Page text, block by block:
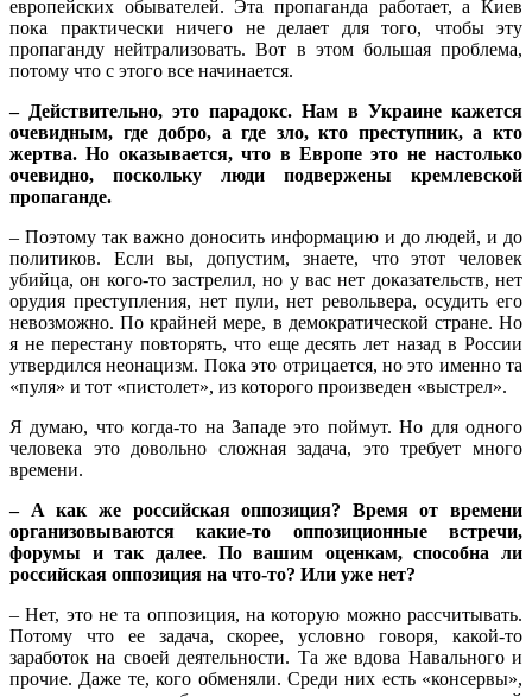
европейских обывателей. Эта пропаганда работает, а Киев
пока практически ничего не делает для того, чтобы эту
пропаганду нейтрализовать. Вот в этом большая проблема,
потому что с этого все начинается.
– Действительно, это парадокс. Нам в Украине кажется
очевидным, где добро, а где зло, кто преступник, а кто
жертва. Но оказывается, что в Европе это не настолько
очевидно, поскольку люди подвержены кремлевской
пропаганде.
– Поэтому так важно доносить информацию и до людей, и до
политиков. Если вы, допустим, знаете, что этот человек
убийца, он кого-то застрелил, но у вас нет доказательств, нет
орудия преступления, нет пули, нет револьвера, осудить его
невозможно. По крайней мере, в демократической стране. Но
я не перестану повторять, что еще десять лет назад в России
утвердился неонацизм. Пока это отрицается, но это именно та
«пуля» и тот «пистолет», из которого произведен «выстрел».
Я думаю, что когда-то на Западе это поймут. Но для одного
человека это довольно сложная задача, это требует много
времени.
– А как же российская оппозиция? Время от времени
организовываются какие-то оппозиционные встречи,
форумы и так далее. По вашим оценкам, способна ли
российская оппозиция на что-то? Или уже нет?
– Нет, это не та оппозиция, на которую можно рассчитывать.
Потому что ее задача, скорее, условно говоря, какой-то
заработок на своей деятельности. Та же вдова Навального и
прочие. Даже те, кого обменяли. Среди них есть «консервы»,